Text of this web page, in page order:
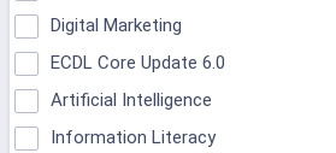
Digital Marketing
ECDL Core Update 6.0
Artificial Intelligence
Information Literacy